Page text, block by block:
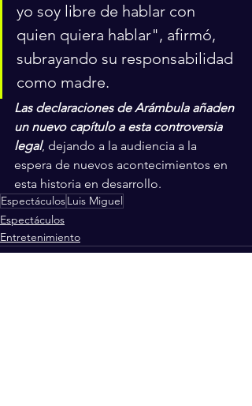
yo soy libre de hablar con
quien quiera hablar", afirmó,
subrayando su responsabilidad
como madre.
Las declaraciones de Arámbula añaden
un nuevo capítulo a esta controversia
legal, dejando a la audiencia a la
espera de nuevos acontecimientos en
esta historia en desarrollo.
EspectáculosLuis Miguel
Espectáculos
Entretenimiento